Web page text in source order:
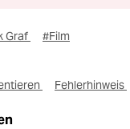
Graf #Film
Fehlerhinweis